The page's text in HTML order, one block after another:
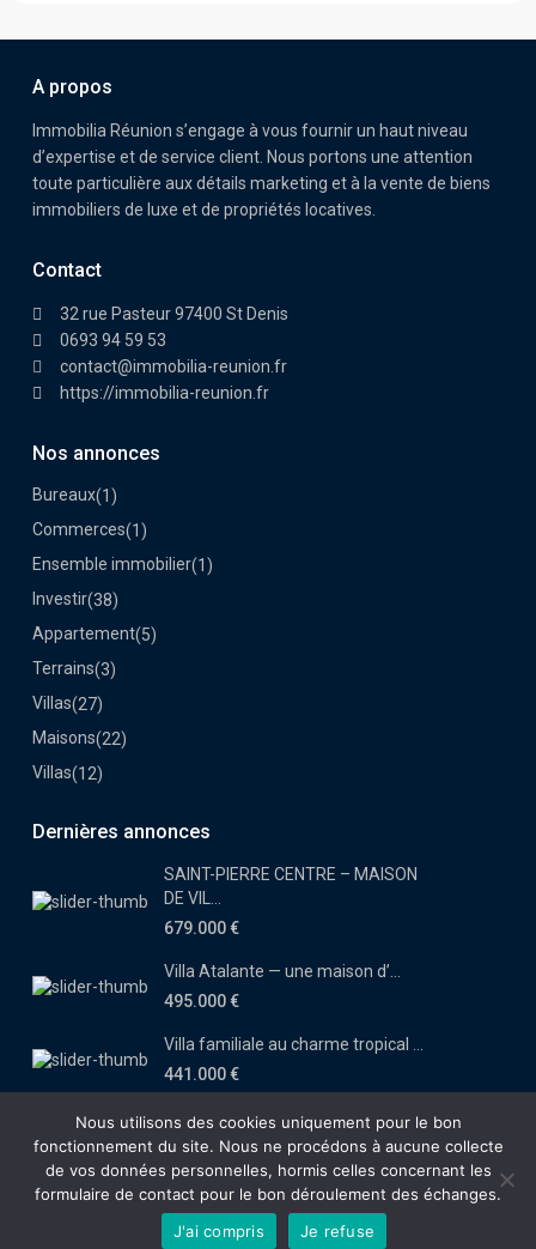
A propos
Immobilia Réunion s’engage à vous fournir un haut niveau
d’expertise et de service client. Nous portons une attention
toute particulière aux détails marketing et à la vente de biens
immobiliers de luxe et de propriétés locatives.
Contact
32 rue Pasteur 97400 St Denis
0693 94 59 53
contact@immobilia-reunion.fr
https://immobilia-reunion.fr
Nos annonces
Bureaux(1)
Commerces(1)
Ensemble immobilier(1)
Investir(38)
Appartement(5)
Terrains(3)
Villas(27)
Maisons(22)
Villas(12)
Dernières annonces
SAINT-PIERRE CENTRE – MAISON
DE VIL...
679.000 €
Villa Atalante — une maison d’...
495.000 €
Villa familiale au charme tropical ...
441.000 €
Copyright Immobilia-Réunion 2019
RecrutementMentions LégalesPolitique de
Nous utilisons des cookies uniquement pour le bon
fonctionnement du site. Nous ne procédons à aucune collecte
de vos données personnelles, hormis celles concernant les
formulaire de contact pour le bon déroulement des échanges.
J'ai compris
Je refuse